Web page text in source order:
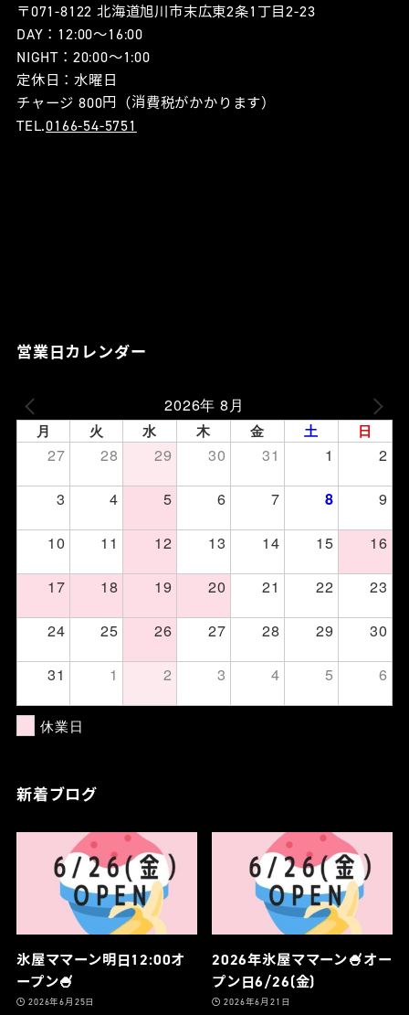
〒071-8122 北海道旭川市末広東2条1丁目2-23
DAY：12:00〜16:00
NIGHT：20:00〜1:00
定休日：水曜日
チャージ 800円（消費税がかかります）
TEL.0166-54-5751
営業日カレンダー
2026年 8月
月 火 水 木 金 土 日
27 28 29 30 31 1
2
3
4 5 6 7 8
9
10
11 12 13 14 15
16
17
18 19 20 21 22
23
24
25 26 27 28 29
30
31
1 2 3 4 5 6
休業日
新着ブログ
氷屋ママーン明日12:00オ
ープン🍧
2026年6月25日
2026年氷屋ママーン🍧オー
プン日6/26(金)
2026年6月21日